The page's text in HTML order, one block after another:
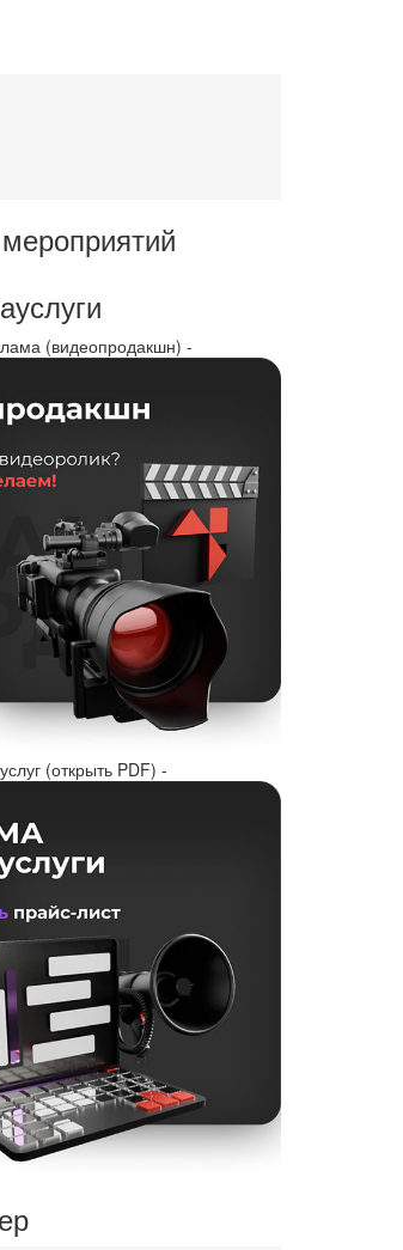
(видеопродакшн) -
(открыть PDF) -